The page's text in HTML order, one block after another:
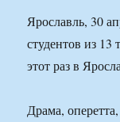
Ярославль, 30
студентов из 13
этот раз в
Драма,